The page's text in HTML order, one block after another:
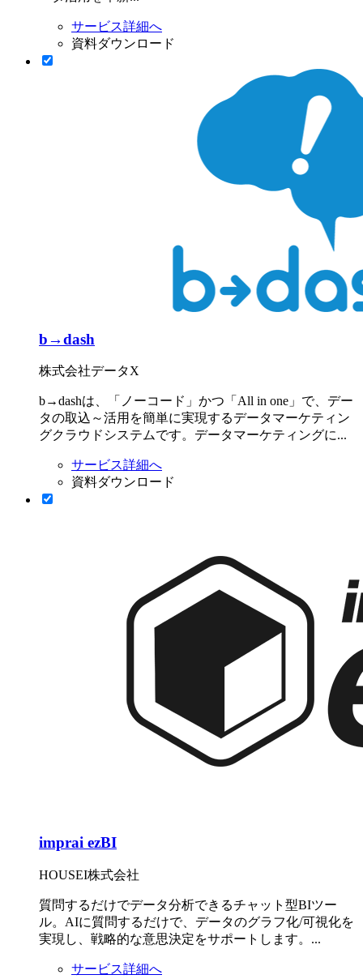
サービス詳細へ
資料ダウンロード
b→dash
株式会社データX
b→dashは、「ノーコード」かつ「All in one」で、デー
タの取込～活用を簡単に実現するデータマーケティン
グクラウドシステムです。データマーケティングに...
サービス詳細へ
資料ダウンロード
imprai ezBI
HOUSEI株式会社
質問するだけでデータ分析できるチャット型BIツー
ル。AIに質問するだけで、データのグラフ化/可視化を
実現し、戦略的な意思決定をサポートします。...
サービス詳細へ